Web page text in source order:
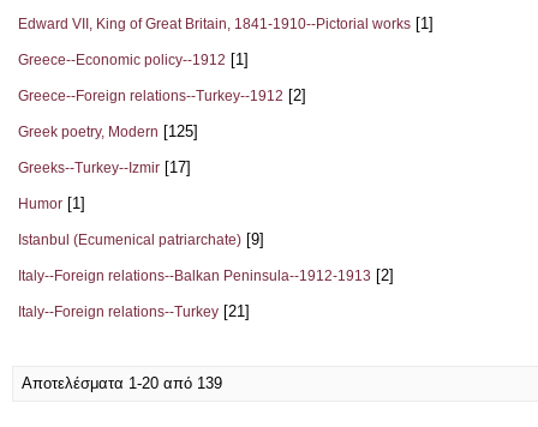
Edward VII, King of Great Britain, 1841-1910--Pictorial works [1]
Greece--Economic policy--1912 [1]
Greece--Foreign relations--Turkey--1912 [2]
Greek poetry, Modern [125]
Greeks--Turkey--Izmir [17]
Humor [1]
Istanbul (Ecumenical patriarchate) [9]
Italy--Foreign relations--Balkan Peninsula--1912-1913 [2]
Italy--Foreign relations--Turkey [21]
Αποτελέσματα 1-20 από 139